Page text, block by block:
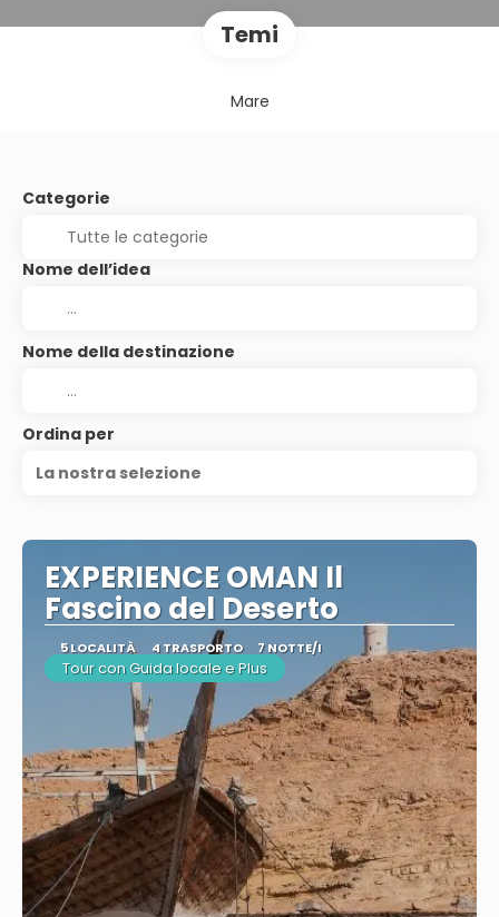
Temi
Mare
Categorie
Nome dell’idea
Nome della destinazione
Ordina per
La nostra selezione
EXPERIENCE OMAN Il
Fascino del Deserto
5 LOCALITÀ 4 TRASPORTO 7 NOTTE/I
Tour con Guida locale e Plus